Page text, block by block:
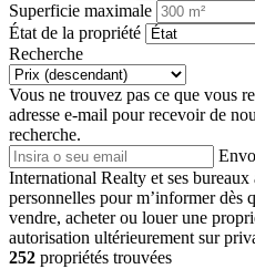
Superficie maximale
État de la propriété
Recherche
Vous ne trouvez pas ce que vous
adresse e-mail pour recevoir de
recherche.
International Realty et ses bureaux
personnelles pour m’informer dès
vendre, acheter ou louer une
autorisation ultérieurement sur
252 propriétés trouvées